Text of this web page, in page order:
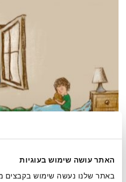
האתר עושה שימוש בעוגיות